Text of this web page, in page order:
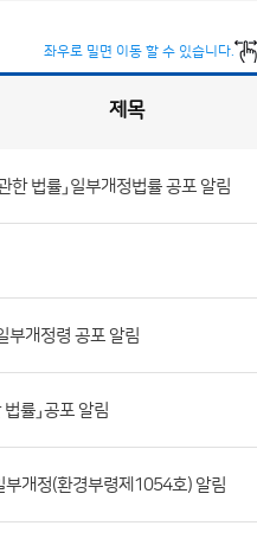
좌우로 밀면 이동 할 수 있습니다.
제목
한 법률」 일부개정법률 공포 알림
부개정령 공포 알림
률」 공포 알림
부개정(환경부령제1054호) 알림